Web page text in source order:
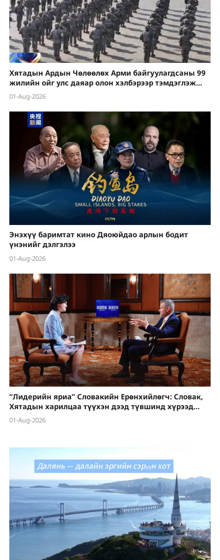
Хятадын Ардын Чөлөөлөх Арми байгуулагдсаны 99
жилийн ойг улс даяар олон хэлбэрээр тэмдэглэж
байна
01-Aug-2026
Энэхүү баримтат кино Дяоюйдао арлын бодит
үнэнийг дэлгэлээ
01-Aug-2026
“Лидерийн яриа” Словакийн Ерөнхийлөгч: Словак,
Хятадын харилцаа түүхэн дээд түвшинд хүрээд
байна
01-Aug-2026